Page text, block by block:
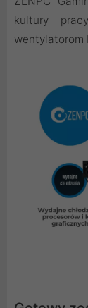
kultury
wentylatorom